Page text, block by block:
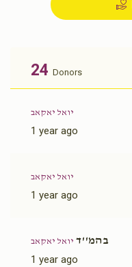
24 Donors
יואל יאקאב
1 year ago
יואל יאקאב
1 year ago
בהמ''ד יואל יאקאב
1 year ago